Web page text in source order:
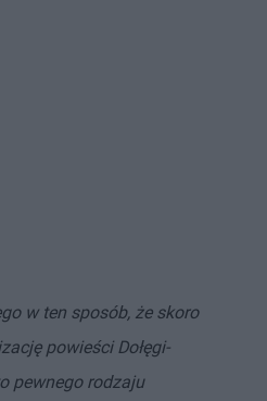
w ten sposób, że skoro
powieści Dołęgi-
pewnego rodzaju